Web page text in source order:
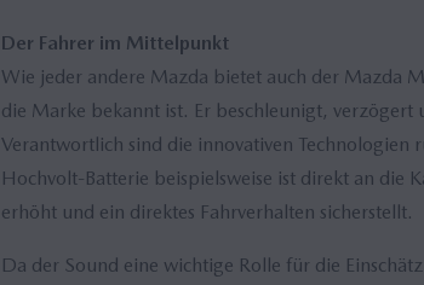
Der Fahrer im Mittelpunkt
Wie jeder andere Mazda bietet auch der Mazda
die Marke bekannt ist. Er beschleunigt,
Verantwortlich sind die innovativen
Hochvolt-Batterie beispielsweise ist direkt an die
erhöht und ein direktes Fahrverhalten sicherstellt.
Da der Sound eine wichtige Rolle für die